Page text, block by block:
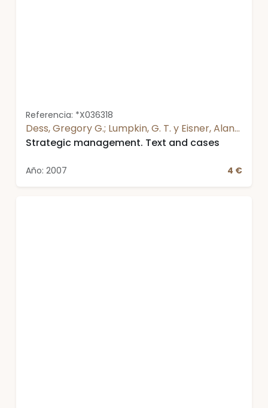
Referencia: *X036318
Dess, Gregory G.; Lumpkin, G. T. y Eisner, Alan
B.
Strategic management. Text and cases
Año: 2007 4 €